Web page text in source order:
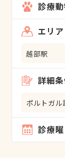
診療
エリ
越部駅
詳細
ポルトガ
診療曜